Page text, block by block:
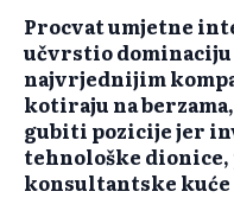
Procvat umjetne
učvrstio dominaciju
najvrjednijim
kotiraju na
gubiti pozicije jer
tehnološke
konsultantske kuće